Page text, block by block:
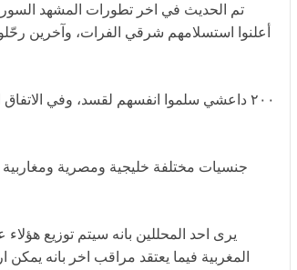
تم الحديث في اخر تطورات المشهد
أعلنوا استسلامهم شرقي الفرات، وآخرين
جنسيات مختلفة خليجية ومصرية ومغاربية
يرى احد المحللين بانه سيتم توزيع
المغربية فيما يعتقد مراقب اخر بانه